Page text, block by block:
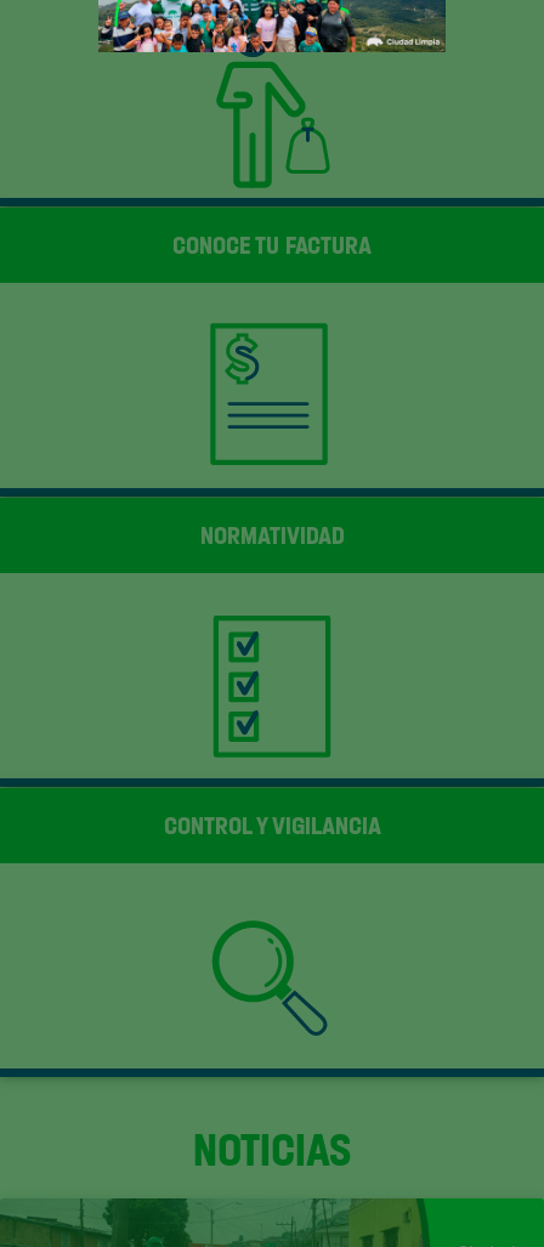
CONOCE TU FACTURA
NORMATIVIDAD
CONTROL Y VIGILANCIA
NOTICIAS